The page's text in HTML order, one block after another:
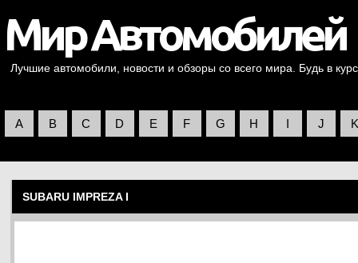
Лучшие автомобили, новости и обзоры со всего мира. Будь в
A B C D E F G H I J K
SUBARU IMPREZA I